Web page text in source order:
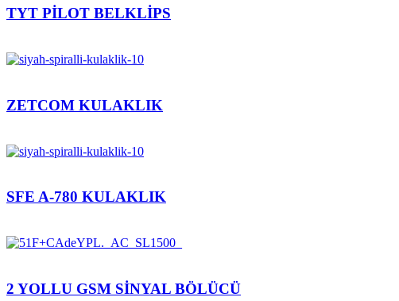
TYT PİLOT BELKLİPS
ZETCOM KULAKLIK
SFE A-780 KULAKLIK
2 YOLLU GSM SİNYAL BÖLÜCÜ